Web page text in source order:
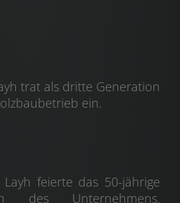
trat als dritte Generation
ein.
Layh feierte das 50-jährige
des Unternehmens.